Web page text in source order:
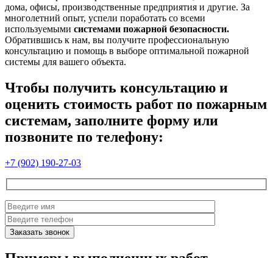
дома, офисы, производственные предприятия и другие. За
многолетний опыт, успели поработать со всеми
используемыми системами пожарной безопасности.
Обратившись к нам, вы получите профессиональную
консультацию и помощь в выборе оптимальной пожарной
системы для вашего объекта.
Чтобы получить консультацию и
оценить стоимость работ по пожарным
системам, заполните форму или
позвоните по телефону:
+7 (902) 190-27-03